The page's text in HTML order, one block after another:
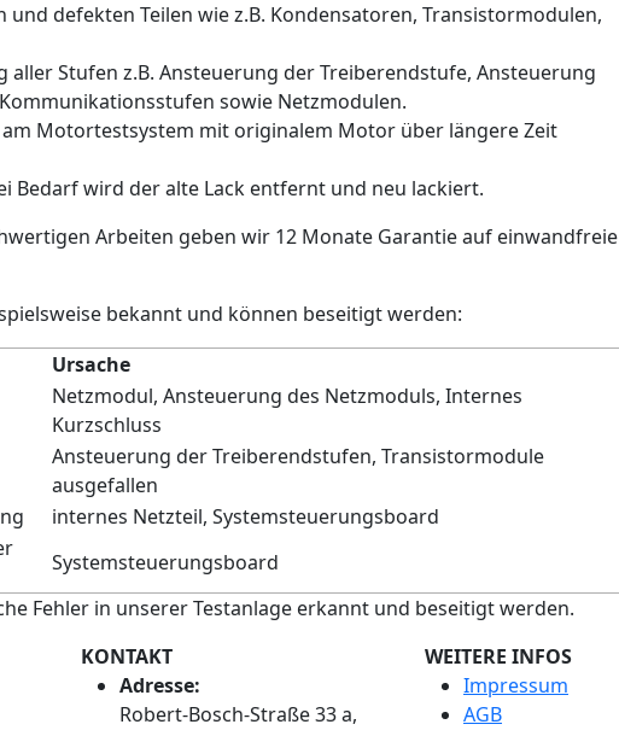
und defekten Teilen wie z.B. Kondensatoren, Transistormodulen,
Stufen z.B. Ansteuerung der Treiberendstufe, Ansteuerung
sowie Netzmodulen.
Motortestsystem mit originalem Motor über längere Zeit
Bedarf wird der alte Lack entfernt und neu lackiert.
Arbeiten geben wir 12 Monate Garantie auf einwandfreie
bekannt und können beseitigt werden:
Ursache
Netzmodul, Ansteuerung des Netzmoduls, Internes
Kurzschluss
Ansteuerung der Treiberendstufen, Transistormodule
ausgefallen
internes Netzteil, Systemsteuerungsboard
Systemsteuerungsboard
Fehler in unserer Testanlage erkannt und beseitigt werden.
KONTAKT
Adresse:
Robert-Bosch-Straße 33 a,
WEITERE INFOS
Impressum
AGB